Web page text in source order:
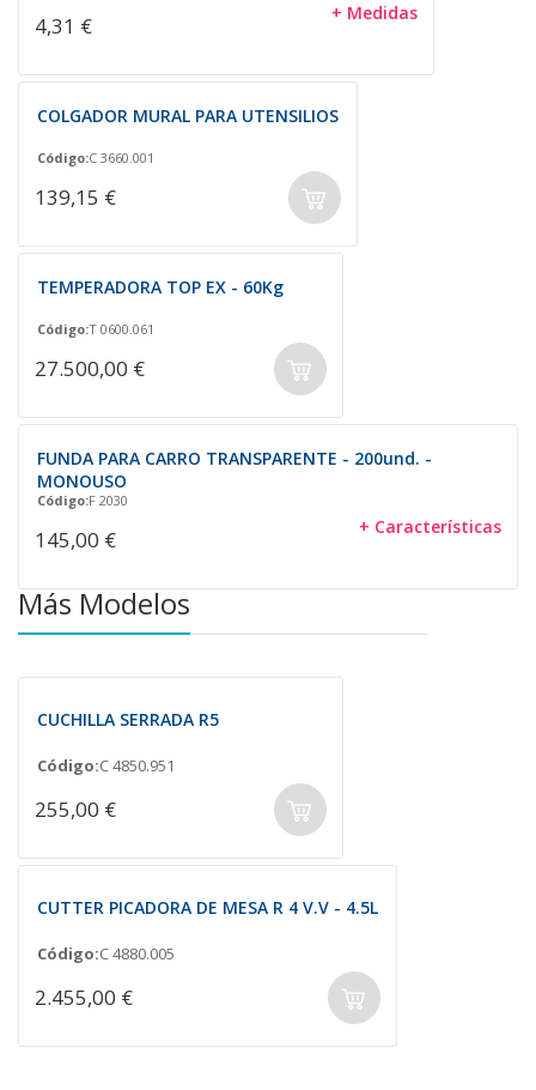
4,31 € + Medidas
COLGADOR MURAL PARA UTENSILIOS
Código:C 3660.001
139,15 €
TEMPERADORA TOP EX - 60Kg
Código:T 0600.061
27.500,00 €
FUNDA PARA CARRO TRANSPARENTE - 200und. -
MONOUSO
Código:F 2030
145,00 € + Características
Más Modelos
CUCHILLA SERRADA R5
Código:C 4850.951
255,00 €
CUTTER PICADORA DE MESA R 4 V.V - 4.5L
Código:C 4880.005
2.455,00 €